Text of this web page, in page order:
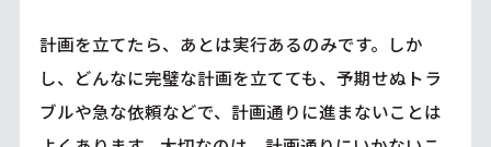
計画を立てたら、あとは実行あるのみです。しか
し、どんなに完璧な計画を立てても、予期せぬトラ
ブルや急な依頼などで、計画通りに進まないことは